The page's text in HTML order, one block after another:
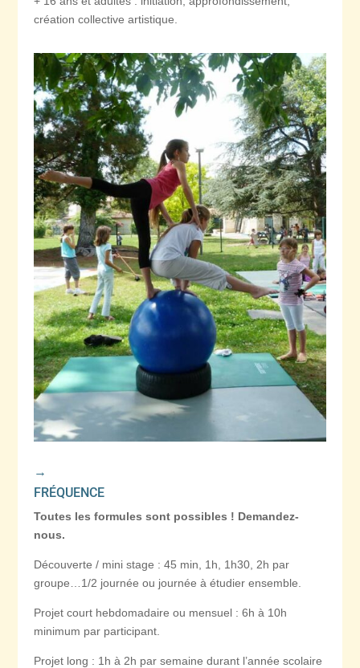
création collective artistique.
→
FRÉQUENCE
Toutes les formules sont possibles ! Demandez-
nous.
Découverte / mini stage : 45 min, 1h, 1h30, 2h par
groupe…1/2 journée ou journée à étudier ensemble.
Projet court hebdomadaire ou mensuel : 6h à 10h
minimum par participant.
Projet long : 1h à 2h par semaine durant l’année scolaire